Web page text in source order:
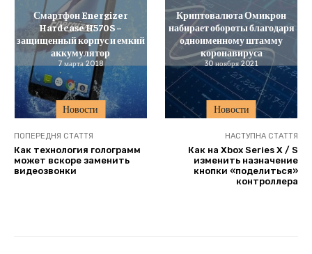
Новости
Смартфон Energizer
Hardcase H570S –
защищенный корпус и емкий
аккумулятор
7 марта 2018
Новости
Криптовалюта Омикрон
набирает обороты благодаря
одноименному штамму
коронавируса
30 ноября 2021
ПОПЕРЕДНЯ СТАТТЯ
Как технология голограмм
может вскоре заменить
видеозвонки
НАСТУПНА СТАТТЯ
Как на Xbox Series X / S
изменить назначение
кнопки «поделиться»
контроллера